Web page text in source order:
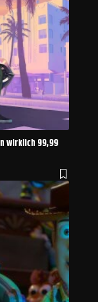
wirklich 99,99